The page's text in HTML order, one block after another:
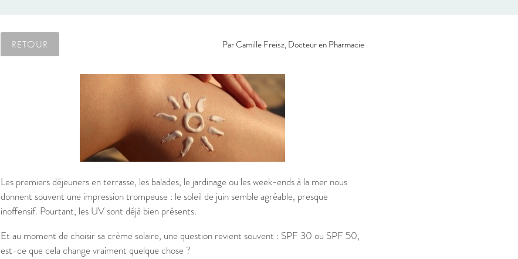
RETOUR ParCamille Freisz, Docteur en Pharmacie
Les premiers déjeuners en terrasse, les balades, le jardinage ou les week-ends à la mer nous
donnent souvent une impression trompeuse : le soleil de juin semble agréable, presque
inoffensif. Pourtant, les UV sont déjà bien présents.
Et au moment de choisir sa crème solaire, une question revient souvent : SPF 30 ou SPF 50,
est-ce que cela change vraiment quelque chose ?